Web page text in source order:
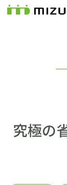
究極の